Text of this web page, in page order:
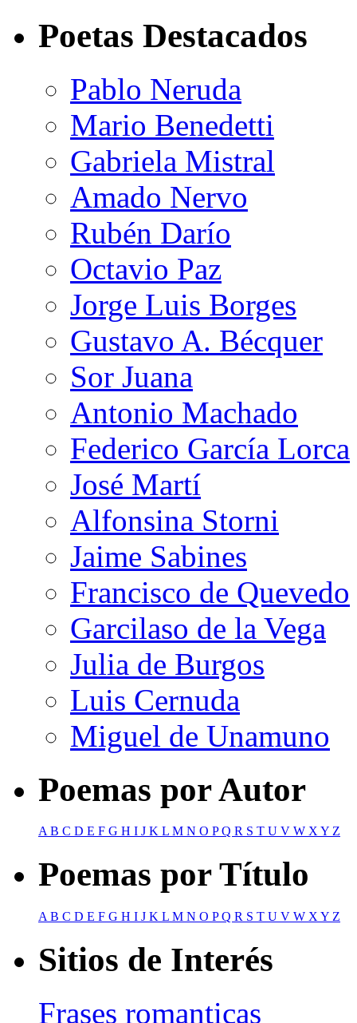
Poetas Destacados
Pablo Neruda
Mario Benedetti
Gabriela Mistral
Amado Nervo
Rubén Darío
Octavio Paz
Jorge Luis Borges
Gustavo A. Bécquer
Sor Juana
Antonio Machado
Federico García Lorca
José Martí
Alfonsina Storni
Jaime Sabines
Francisco de Quevedo
Garcilaso de la Vega
Julia de Burgos
Luis Cernuda
Miguel de Unamuno
Poemas por Autor
AB C D E F G H I J K L M N O PQ R S T U V W XY Z
Poemas por Título
A B C D E F G H I J K L M N O PQ R S T U V W X Y Z
Sitios de Interés
Frases romanticas